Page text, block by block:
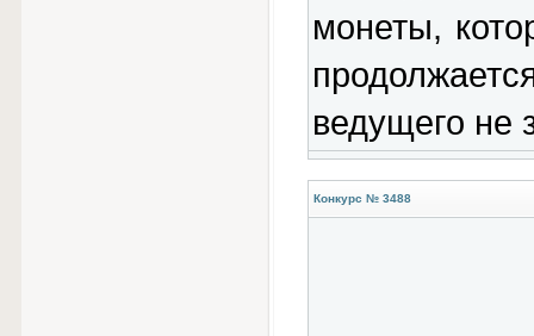
монеты,
ведущего не
Конкурс № 3488